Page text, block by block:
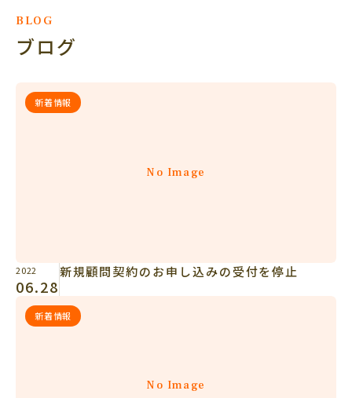
BLOG
ブログ
No Image
新着情報
2022
06.28
新規顧問契約のお申し込みの受付を停止
No Image
新着情報